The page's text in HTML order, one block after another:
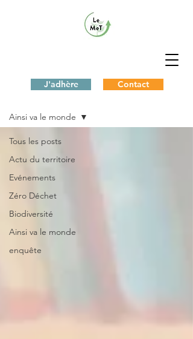
J'adhère Contact
Le Blog du MeT
Tous les posts
Actu du territoire
Evénements
Zéro Déchet
Biodiversité
Ainsi va le monde
enquête
Ainsi va le monde